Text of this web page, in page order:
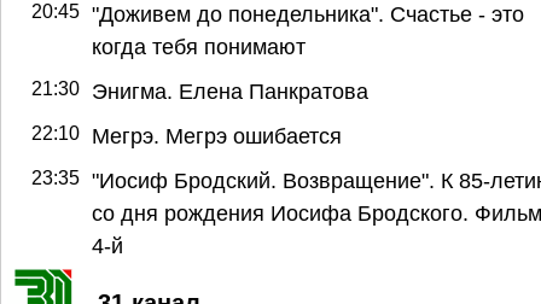
20:45 "Доживем до понедельника". Счастье - это
когда тебя понимают
21:30 Энигма. Елена Панкратова
22:10 Мегрэ. Мегрэ ошибается
23:35 "Иосиф Бродский. Возвращение". К 85-
со дня рождения Иосифа Бродского. Фильм
4-й